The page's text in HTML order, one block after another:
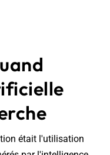
était l'utilisation